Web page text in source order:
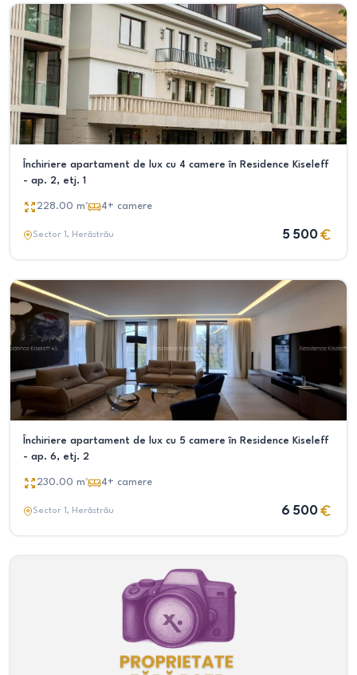
Închiriere apartament de lux cu 4 camere în Residence Kiseleff
- ap. 2, etj. 1
228.00 m² 4+ camere
Sector 1, Herăstrău 5 500
Închiriere apartament de lux cu 5 camere în Residence Kiseleff
- ap. 6, etj. 2
230.00 m² 4+ camere
Sector 1, Herăstrău 6 500